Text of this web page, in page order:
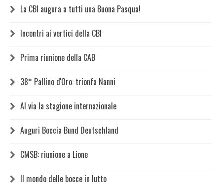
La CBI augura a tutti una Buona Pasqua!
Incontri ai vertici della CBI
Prima riunione della CAB
38° Pallino d'Oro: trionfa Nanni
Al via la stagione internazionale
Auguri Boccia Bund Deutschland
CMSB: riunione a Lione
Il mondo delle bocce in lutto